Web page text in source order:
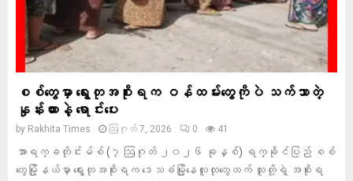
စစ်တွေမှာ ရွေးတုအစိုးရက ဝန်ထမ်းတွေကိုပဲ သက်သာတဲ့
နှုန်းထားနဲ့ ရောင်းပေး
by Rakhita Times ဩဂုတ် 7, 2026 0 41
အာရက္ခတိုင်းမ်စ် (၇ ဩဂုတ် ၂၀၂၆ ခုနှစ်) ရက္ခိုင်ပြည် စစ်
တွေမြို့နယ်မှာ ရွေးတုအစိုးရက ဒေသခံမြို့နေလူထုတွေထက် သူတို့ရဲ့ အစိုးရ